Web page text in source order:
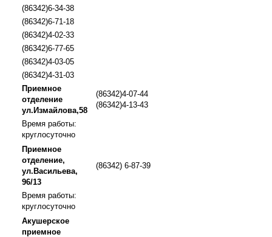
(86342)6-34-38
(86342)6-71-18
(86342)4-02-33
(86342)6-77-65
(86342)4-03-05
(86342)4-31-03
Приемное
отделение
ул.Измайлова,58
(86342)4-07-44
(86342)4-13-43
Время работы:
круглосуточно
Приемное
отделение,
ул.Васильева,
96/13
(86342) 6-87-39
Время работы:
круглосуточно
Акушерское
приемное